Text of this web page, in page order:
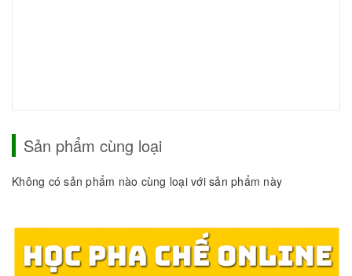
Sản phẩm cùng loại
Không có sản phẩm nào cùng loại với sản phẩm này